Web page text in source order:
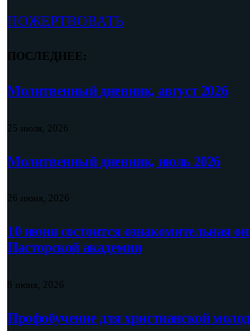
ПОЖЕРТВОВАТЬ
ПОСЛЕДНЕЕ:
Молитвенный дневник, август 2026
25 июля, 2026
Молитвенный дневник, июль 2026
26 июня, 2026
10 июня состоится ознакомительная
Пасторской академии
8 июня, 2026
Профобучение для христианской